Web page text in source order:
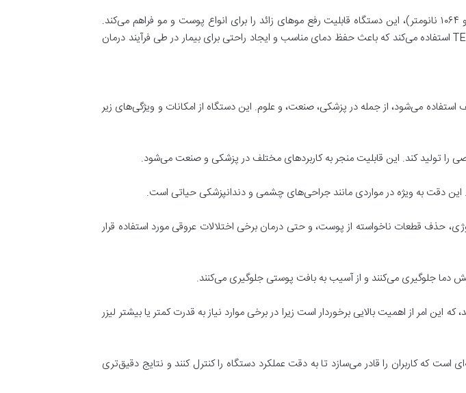
با استفاده از لیزر دایود با چهار طول موج مختلف (۷۵۵ نانومتر، ۸۰۸ نانومتر، ۹۴۰ نانومتر و ۱۰۶۴ نانومتر)، این دستگاه قابلیت رفع موهای زائد را برای انواع پوست و مو فراهم می‌کند.
سیستم خنک کننده این دستگاه از نوع سافایر و همچنین تکنولوژی هوشمند نیمه هادی TEC استفاده می‌کند که باعث حفظ دمای مناسب و ایجاد راحتی برای بیمار در طی فرآیند درمان
می‌شود، از جمله در پزشکی، صنعت، و علوم. این دستگاه از امکانات و ویژگی‌های زیر
را تولید کند. این قابلیت منجر به کاربردهای مختلف در پزشکی و صنعت می‌شود.
این دقت به ویژه در مواردی مانند جراحی‌های چشمی و دندانپزشکی حیاتی است.
حذف قطعات ناخواسته از پوست، و حتی درمان برخی اختلالات عروقی مورد استفاده قرار
دما جلوگیری می‌کنند و از آسیب به بافت پوستی جلوگیری می‌کنند.
امر از اهمیت بالایی برخوردار است زیرا در برخی موارد نیاز به قدرت کمتر یا بیشتر لیزر
که کاربران را قادر می‌سازد تا به دقت عملکرد دستگاه را کنترل کنند و نتایج دقیق‌تری